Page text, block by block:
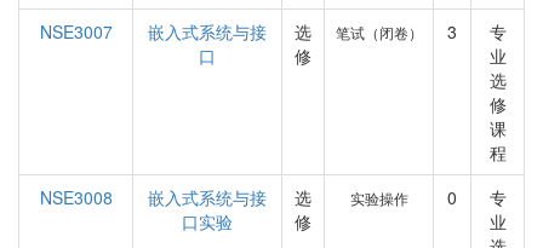
NSE3007
嵌入式系统与接
口
选
修
笔试（闭卷） 3
专
业
选
修
课
程
NSE3008
嵌入式系统与接
口实验
选
修
实验操作 0
专
业